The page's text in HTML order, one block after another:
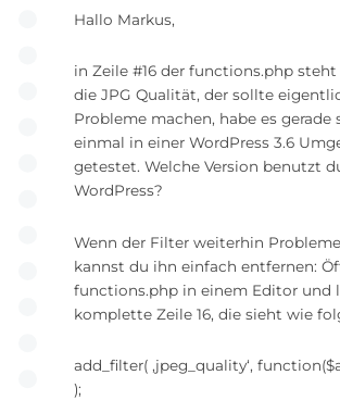
Hallo Markus,
in Zeile #16 der functions.php
die JPG Qualität, der sollte
Probleme machen, habe es gerade
einmal in einer WordPress 3.6
getestet. Welche Version benutzt
WordPress?
Wenn der Filter weiterhin
kannst du ihn einfach entfernen:
functions.php in einem Editor und
komplette Zeile 16, die sieht wie
add_filter( ‚jpeg_quality‘,
);